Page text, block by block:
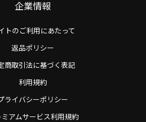
企業情報
トのご利用にあたって
返品ポリシー
商取引法に基づく表記
利用規約
ライバシーポリシー
アムサービス利用規約